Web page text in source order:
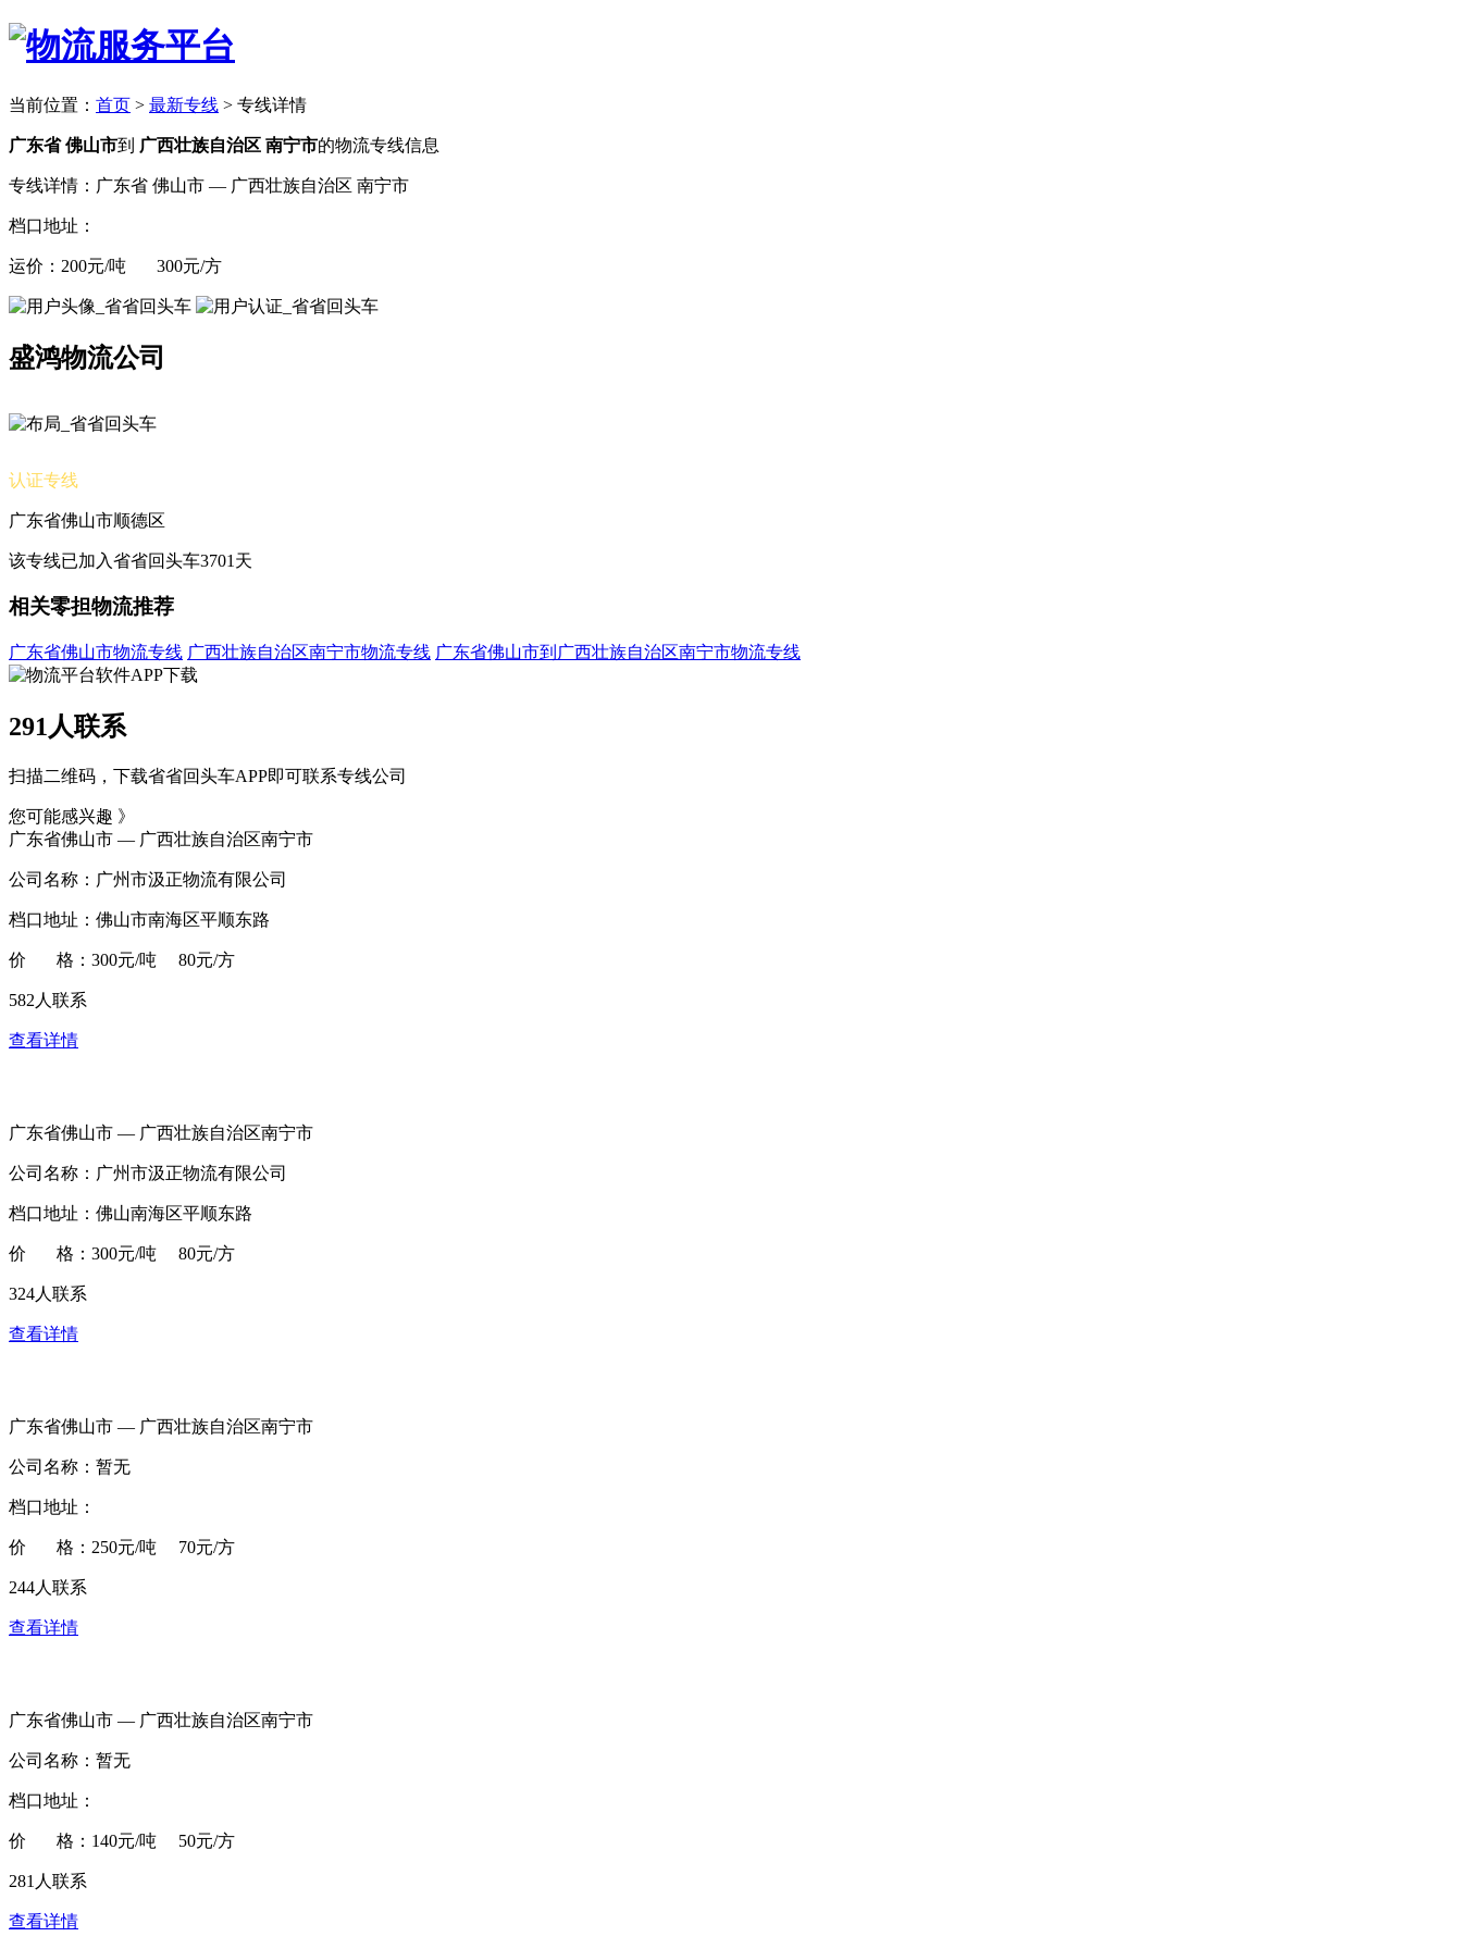
当前位置： 首页 > 最新专线 > 专线详情
广东省 佛山市到 广西壮族自治区 南宁市的物流专线信息
专线详情：广东省 佛山市 — 广西壮族自治区 南宁市
档口地址：
运价：200元/吨 300元/方
盛鸿物流公司
认证专线
广东省佛山市顺德区
该专线已加入省省回头车3701天
相关零担物流推荐
广东省佛山市物流专线 广西壮族自治区南宁市物流专线 广东省佛山市到广西壮族自治区南宁市物流专线
291人联系
扫描二维码，下载省省回头车APP即可联系专线公司
您可能感兴趣 》
广东省佛山市 — 广西壮族自治区南宁市
公司名称：广州市汲正物流有限公司
档口地址：佛山市南海区平顺东路
价 格：300元/吨 80元/方
582人联系
查看详情
广东省佛山市 — 广西壮族自治区南宁市
公司名称：广州市汲正物流有限公司
档口地址：佛山南海区平顺东路
价 格：300元/吨 80元/方
324人联系
查看详情
广东省佛山市 — 广西壮族自治区南宁市
公司名称：暂无
档口地址：
价 格：250元/吨 70元/方
244人联系
查看详情
广东省佛山市 — 广西壮族自治区南宁市
公司名称：暂无
档口地址：
价 格：140元/吨 50元/方
281人联系
查看详情